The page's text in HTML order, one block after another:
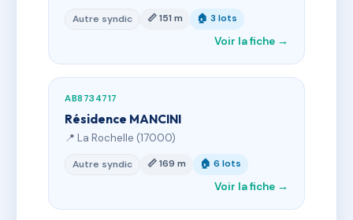
Autre syndic 📏 151 m 🏠 3 lots
Voir la fiche →
AB8734717
Résidence MANCINI
📍 La Rochelle (17000)
Autre syndic 📏 169 m 🏠 6 lots
Voir la fiche →